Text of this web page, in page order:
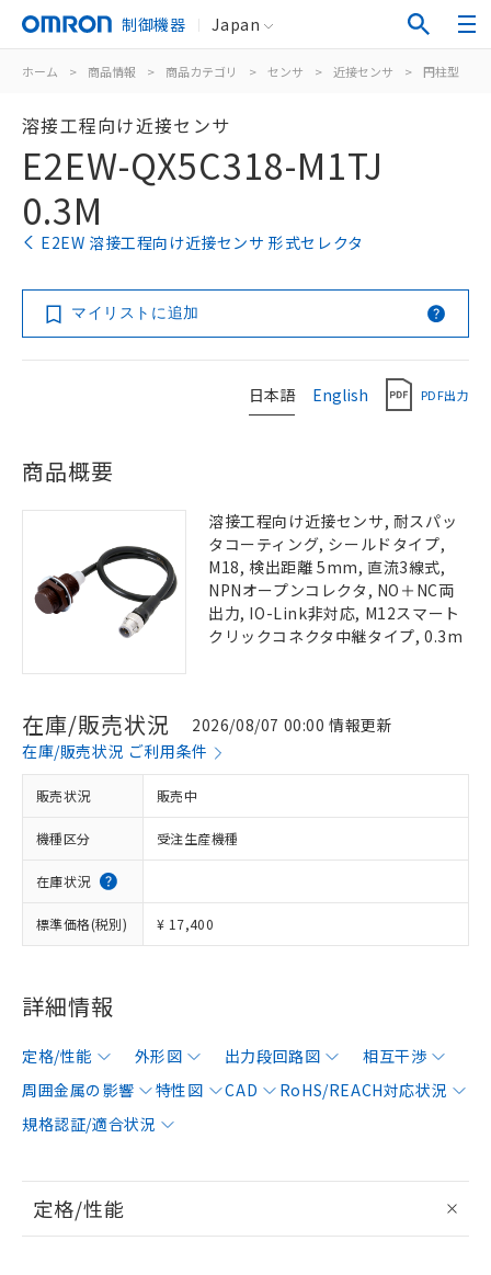
制御機器 Japan
ホーム > 商品情報 > 商品カテゴリ > センサ > 近接センサ > 円柱型
溶接工程向け近接センサ
E2EW-QX5C318-M1TJ
0.3M
E2EW 溶接工程向け近接センサ 形式セレクタ
マイリストに追加
日本語 English PDF出力
商品概要
溶接工程向け近接センサ, 耐スパッ
タコーティング, シールドタイプ,
M18, 検出距離 5mm, 直流3線式,
NPNオープンコレクタ, NO＋NC両
出力, IO-Link非対応, M12スマート
クリックコネクタ中継タイプ, 0.3m
在庫/販売状況
2026/08/07 00:00 情報更新
在庫/販売状況 ご利用条件
販売状況 販売中
機種区分 受注生産機種
在庫状況
標準価格(税別) ¥ 17,400
詳細情報
定格/性能 外形図 出力段回路図
相互干渉
周囲金属の影響
特性図 CAD
RoHS/REACH対応状況
規格認証/適合状況
定格/性能